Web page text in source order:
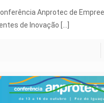
Anprotec de
de Inovação […]